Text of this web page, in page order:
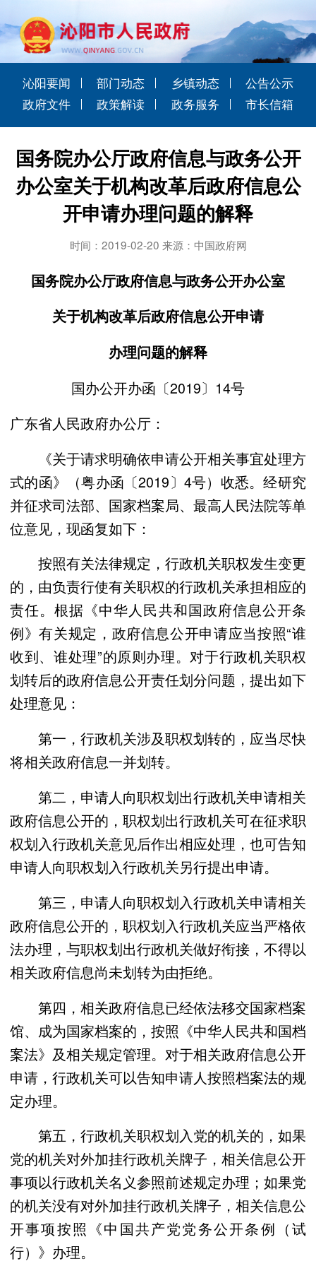
沁阳要闻 部门动态 乡镇动态
公告公示
政府文件
政策解读 政务服务 市长信箱
国务院办公厅政府信息与政务公开
办公室关于机构改革后政府信息公
开申请办理问题的解释
时间：2019-02-20 来源：中国政府网
国务院办公厅政府信息与政务公开办公室
关于机构改革后政府信息公开申请
办理问题的解释
国办公开办函〔2019〕14号
广东省人民政府办公厅：
《关于请求明确依申请公开相关事宜处理方
式的函》（粤办函〔2019〕4号）收悉。经研究
并征求司法部、国家档案局、最高人民法院等单
位意见，现函复如下：
按照有关法律规定，行政机关职权发生变更
的，由负责行使有关职权的行政机关承担相应的
责任。根据《中华人民共和国政府信息公开条
例》有关规定，政府信息公开申请应当按照“谁
收到、谁处理”的原则办理。对于行政机关职权
划转后的政府信息公开责任划分问题，提出如下
处理意见：
第一，行政机关涉及职权划转的，应当尽快
将相关政府信息一并划转。
第二，申请人向职权划出行政机关申请相关
政府信息公开的，职权划出行政机关可在征求职
权划入行政机关意见后作出相应处理，也可告知
申请人向职权划入行政机关另行提出申请。
第三，申请人向职权划入行政机关申请相关
政府信息公开的，职权划入行政机关应当严格依
法办理，与职权划出行政机关做好衔接，不得以
相关政府信息尚未划转为由拒绝。
第四，相关政府信息已经依法移交国家档案
馆、成为国家档案的，按照《中华人民共和国档
案法》及相关规定管理。对于相关政府信息公开
申请，行政机关可以告知申请人按照档案法的规
定办理。
第五，行政机关职权划入党的机关的，如果
党的机关对外加挂行政机关牌子，相关信息公开
事项以行政机关名义参照前述规定办理；如果党
的机关没有对外加挂行政机关牌子，相关信息公
开事项按照《中国共产党党务公开条例（试
行）》办理。